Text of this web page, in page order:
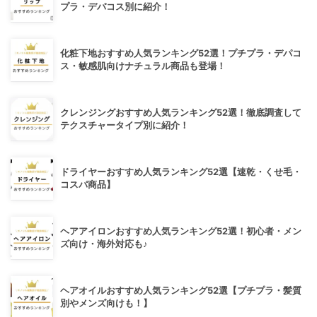
プラ・デパコス別に紹介！
化粧下地おすすめ人気ランキング52選！プチプラ・デパコ
ス・敏感肌向けナチュラル商品も登場！
クレンジングおすすめ人気ランキング52選！徹底調査して
テクスチャータイプ別に紹介！
ドライヤーおすすめ人気ランキング52選【速乾・くせ毛・
コスパ商品】
ヘアアイロンおすすめ人気ランキング52選！初心者・メン
ズ向け・海外対応も♪
ヘアオイルおすすめ人気ランキング52選【プチプラ・髪質
別やメンズ向けも！】